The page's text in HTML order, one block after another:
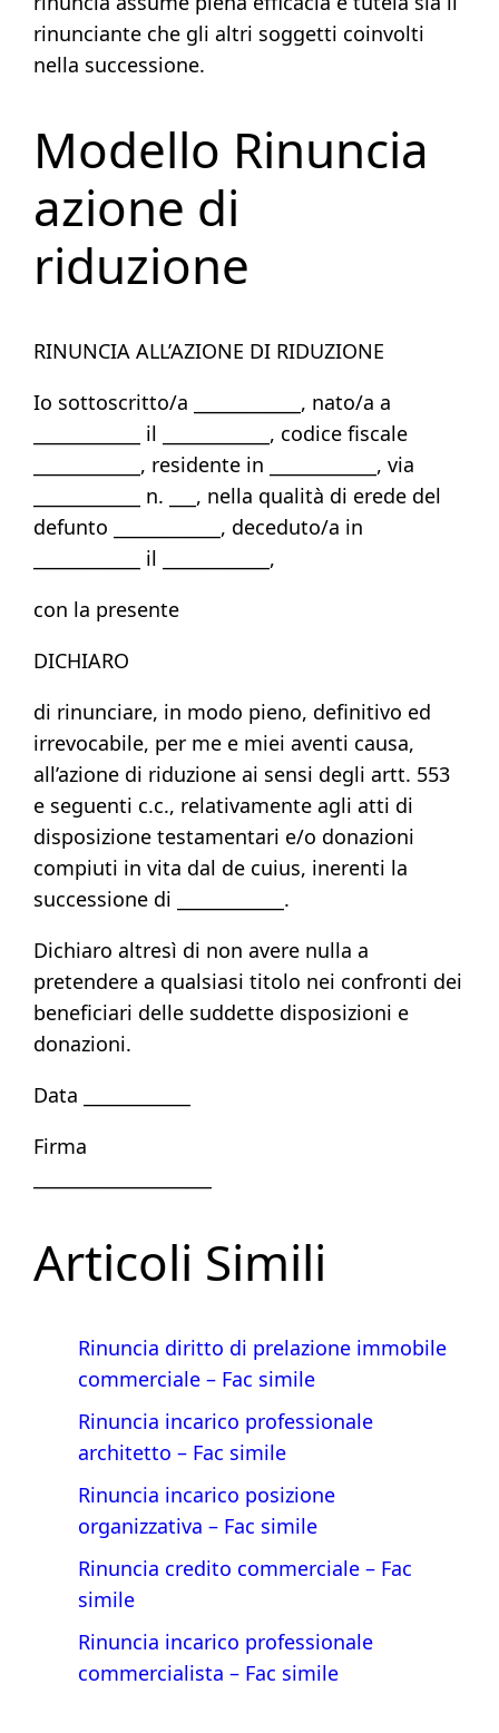
rinunciante che gli altri soggetti coinvolti
nella successione.
Modello Rinuncia
azione di
riduzione
RINUNCIA ALL’AZIONE DI RIDUZIONE
Io sottoscritto/a ____________, nato/a a
____________ il ____________, codice fiscale
____________, residente in ____________, via
____________ n. ___, nella qualità di erede del
defunto ____________, deceduto/a in
____________ il ____________,
con la presente
DICHIARO
di rinunciare, in modo pieno, definitivo ed
irrevocabile, per me e miei aventi causa,
all’azione di riduzione ai sensi degli artt. 553
e seguenti c.c., relativamente agli atti di
disposizione testamentari e/o donazioni
compiuti in vita dal de cuius, inerenti la
successione di ____________.
Dichiaro altresì di non avere nulla a
pretendere a qualsiasi titolo nei confronti dei
beneficiari delle suddette disposizioni e
donazioni.
Data ____________
Firma
Articoli Simili
Rinuncia diritto di prelazione immobile
commerciale​ – Fac simile
Rinuncia incarico professionale
architetto​ – Fac simile
Rinuncia incarico posizione
organizzativa​ – Fac simile
Rinuncia credito commerciale​ – Fac
simile
Rinuncia incarico professionale
commercialista – Fac simile